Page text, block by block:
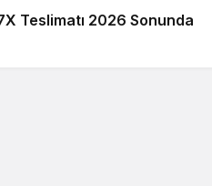
Teslimatı 2026 Sonunda